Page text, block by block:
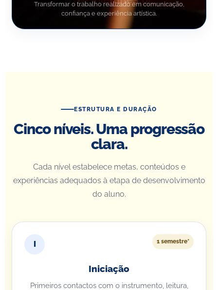
Transformar o trabalho realizado em comunicação,
confiança e experiência artística.
ESTRUTURA E DURAÇÃO
Cinco níveis. Uma progressão
clara.
Cada nível estabelece metas, conteúdos e
experiências adequados à etapa de desenvolvimento
do aluno.
I 1 semestre*
Iniciação
Primeiros contactos com o instrumento, leitura,